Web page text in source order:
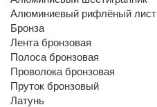
Алюминиевый рифлёный лист
Бронза
Лента бронзовая
Полоса бронзовая
Проволока бронзовая
Пруток бронзовый
Латунь